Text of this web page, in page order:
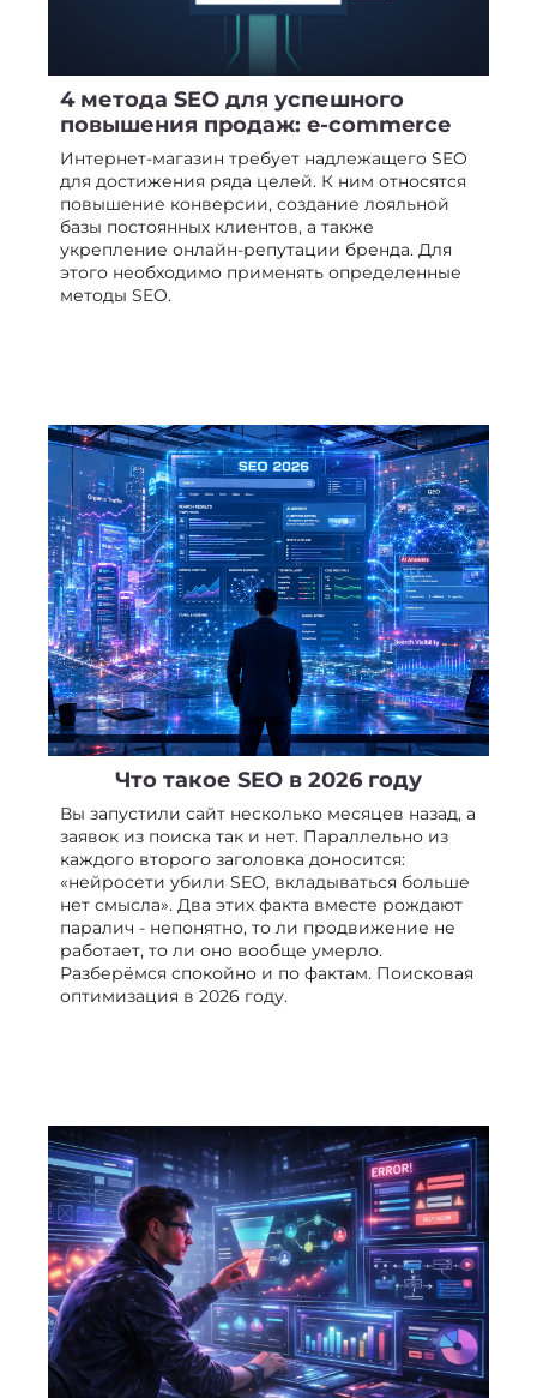
4 метода SEO для успешного
повышения продаж: e-сommerce
Интернет-магазин требует надлежащего SEO
для достижения ряда целей. К ним относятся
повышение конверсии, создание лояльной
базы постоянных клиентов, а также
укрепление онлайн-репутации бренда. Для
этого необходимо применять определенные
методы SEO.
Что такое SEO в 2026 году
Вы запустили сайт несколько месяцев назад, а
заявок из поиска так и нет. Параллельно из
каждого второго заголовка доносится:
«нейросети убили SEO, вкладываться больше
нет смысла». Два этих факта вместе рождают
паралич - непонятно, то ли продвижение не
работает, то ли оно вообще умерло.
Разберёмся спокойно и по фактам. Поисковая
оптимизация в 2026 году.